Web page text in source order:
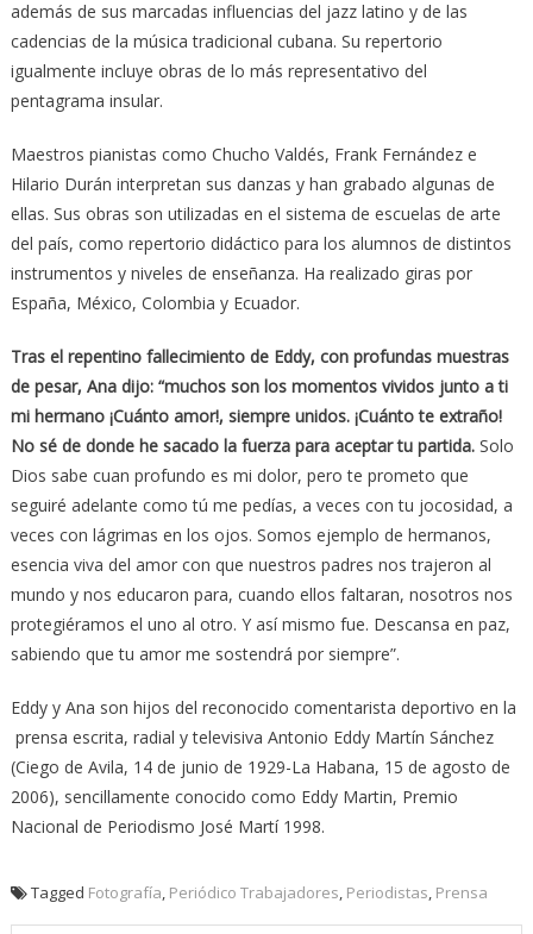
además de sus marcadas influencias del jazz latino y de las
cadencias de la música tradicional cubana. Su repertorio
igualmente incluye obras de lo más representativo del
pentagrama insular.
Maestros pianistas como Chucho Valdés, Frank Fernández e
Hilario Durán interpretan sus danzas y han grabado algunas de
ellas. Sus obras son utilizadas en el sistema de escuelas de arte
del país, como repertorio didáctico para los alumnos de distintos
instrumentos y niveles de enseñanza. Ha realizado giras por
España, México, Colombia y Ecuador.
Tras el repentino fallecimiento de Eddy, con profundas muestras
de pesar, Ana dijo: “muchos son los momentos vividos junto a ti
mi hermano ¡Cuánto amor!, siempre unidos. ¡Cuánto te extraño!
No sé de donde he sacado la fuerza para aceptar tu partida.Solo
Dios sabe cuan profundo es mi dolor, pero te prometo que
seguiré adelante como tú me pedías, a veces con tu jocosidad, a
veces con lágrimas en los ojos. Somos ejemplo de hermanos,
esencia viva del amor con que nuestros padres nos trajeron al
mundo y nos educaron para, cuando ellos faltaran, nosotros nos
protegiéramos el uno al otro. Y así mismo fue. Descansa en paz,
sabiendo que tu amor me sostendrá por siempre”.
Eddy y Ana son hijos del reconocido comentarista deportivo en la
prensa escrita, radial y televisiva Antonio Eddy Martín Sánchez
(Ciego de Avila, 14 de junio de 1929-La Habana, 15 de agosto de
2006), sencillamente conocido como Eddy Martin, Premio
Nacional de Periodismo José Martí 1998.
Tagged Fotografía Periódico Trabajadores Periodistas Prensa